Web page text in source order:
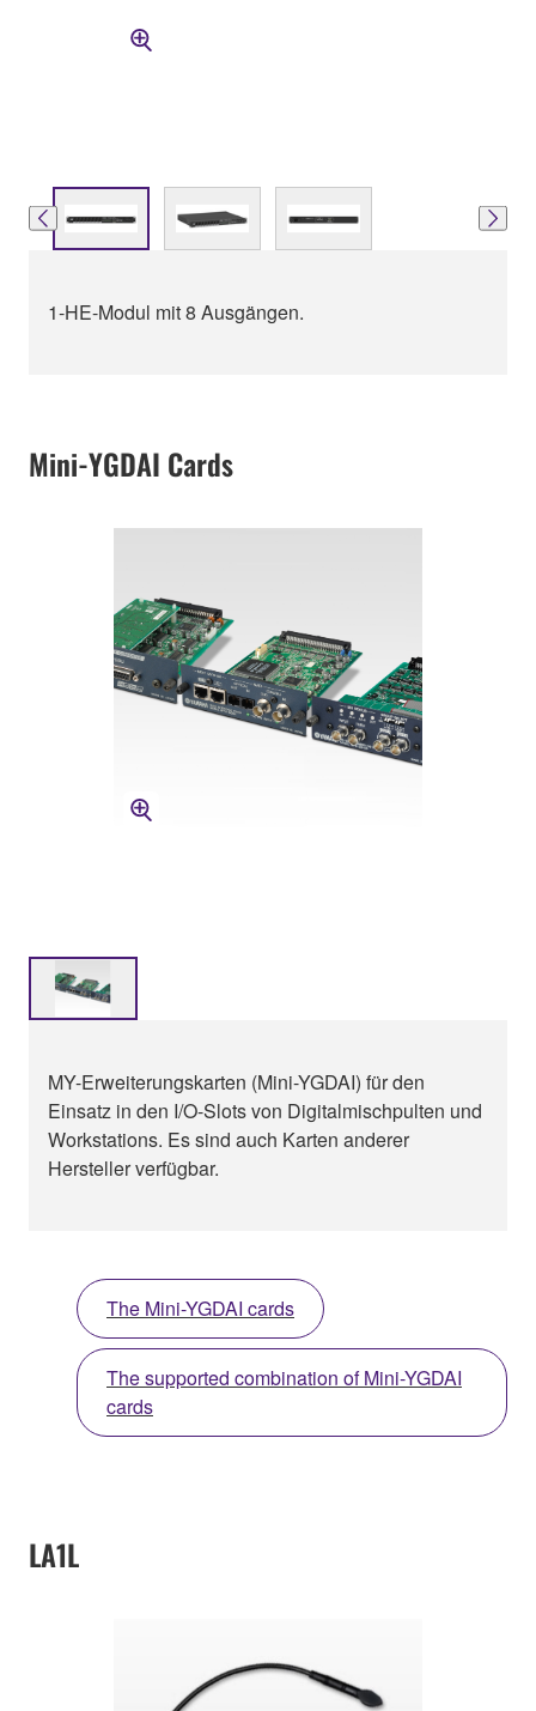
1-HE-Modul mit 8 Ausgängen.
Mini-YGDAI Cards
MY-Erweiterungskarten (Mini-YGDAI) für den
Einsatz in den I/O-Slots von Digitalmischpulten und
Workstations. Es sind auch Karten anderer
Hersteller verfügbar.
The Mini-YGDAI cards
The supported combination of Mini-YGDAI
cards
LA1L